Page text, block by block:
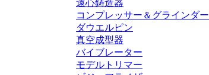
遠心鋳造器
コンプレッサー＆グラインダー
ダウエルピン
真空成型器
バイブレーター
モデルトリマー